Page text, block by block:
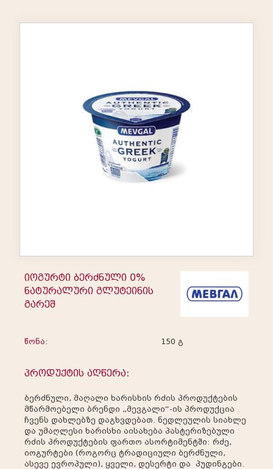
იოგურტი ბერძნული 0%
ნატურალური გლუტეინის
გარეშ
წონა: 150 გ
პროდუქტის აღწერა:
ბერძნული, მაღალი ხარისხის რძის პროდუქტების
მწარმოებელი ბრენდი „მევგალი“-ის პროდუქცია
ჩვენს დახლებზე დაგხვდებათ. ნედლეულის სიახლე
და უმაღლესი ხარისხი აისახება პასტერიზებული
რძის პროდუქტების ფართო ასორტიმენტში: რძე,
იოგურტები (როგორც ტრადიციული ბერძნული,
ასევე ევროპული), ყველი, დესერტი და პუდინგები.